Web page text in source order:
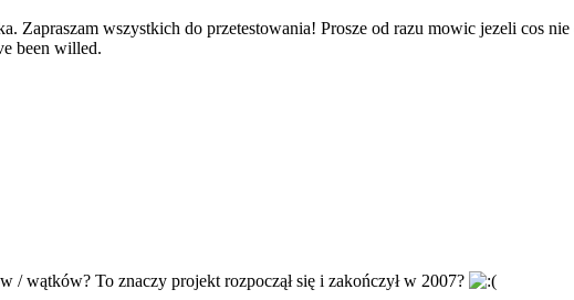
Zapraszam wszystkich do przetestowania! Prosze od razu mowic jezeli cos
been willed.
wątków? To znaczy projekt rozpoczął się i zakończył w 2007?